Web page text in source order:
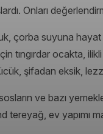
Onları
çorba suyuna
tıngırdar ocakta, ilikli
şifadan eksik,
ve bazı
ev yapımı